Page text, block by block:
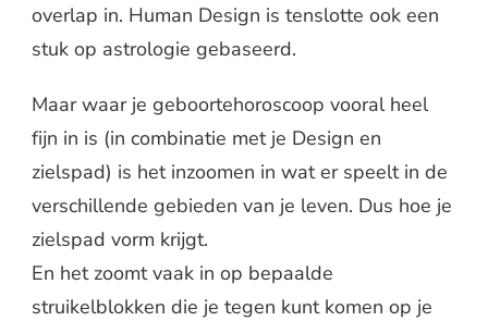
overlap in. Human Design is tenslotte ook een
stuk op astrologie gebaseerd.
Maar waar je geboortehoroscoop vooral heel
fijn in is (in combinatie met je Design en
zielspad) is het inzoomen in wat er speelt in de
verschillende gebieden van je leven. Dus hoe je
zielspad vorm krijgt.
En het zoomt vaak in op bepaalde
struikelblokken die je tegen kunt komen op je